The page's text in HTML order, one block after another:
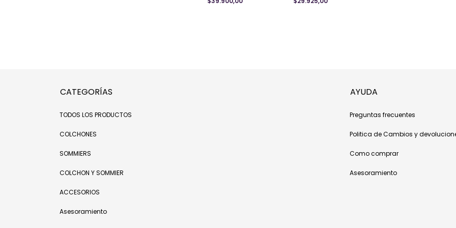
CATEGORÍAS
TODOS LOS PRODUCTOS
COLCHONES
SOMMIERS
COLCHON Y SOMMIER
ACCESORIOS
Asesoramiento
AYUDA
Preguntas frecuentes
Politica de Cambios y
Como comprar
Asesoramiento